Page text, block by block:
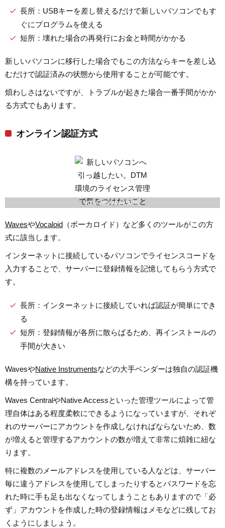
長所：USBキーを差し替えるだけで新しいパソコンでもす
ぐにプログラムを使える
短所：壊れた場合の再発行にお金と時間がかかる
新しいパソコンに移行した場合でもこの方法ならキーを差し込
むだけで認証済みの状態から使用することが可能です。
煩わしさはないですが、トラブルが起きた場合一番手間がかか
る方式でもあります。
オンライン認証方式
https://pixabay.com/
WavesやVocaloid （ボーカロイド）など多くのツールがこの方
式に該当します。
インターネットに接続しているパソコンでライセンスコードを
入力することで、サーバーに登録情報を記憶してもらう方式で
す。
長所：インターネットに接続していれば認証が簡単にでき
る
短所：登録情報が各所に散らばるため、再インストールの
手間が大きい
WavesやNative Instrumentsなどの大手ベンダーは独自の認証機
構を持っています。
Waves CentralやNative Accessといった管理ツールによって管
理自体はある程度柔軟にできるようになっていますが、それぞ
れのサーバーにアカウントを作成しなければならないため、数
が増えると管理するアカウントの数が増えて非常に煩雑に紐な
ります。
特に複数のメールアドレスを使用している人などは、サーバー
毎に違うアドレスを使用してしまったりするとパスワードを忘
れた時に手も足も出なくなってしまうこともありますので「必
ず」アカウントを作成した時の登録情報はメモなどに残してお
くようにしましょう。